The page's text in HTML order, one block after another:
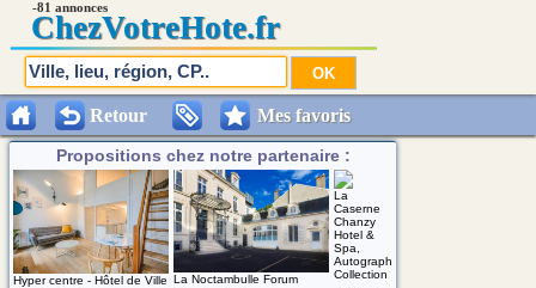
Propositions chez notre partenaire :
Hyper centre - Hôtel de Ville La Noctambulle Forum
La
Caserne
Chanzy
Hotel &
Spa,
Autograph
Collection
Retour Mes favoris
-81 annonces
ChezVotreHote.fr